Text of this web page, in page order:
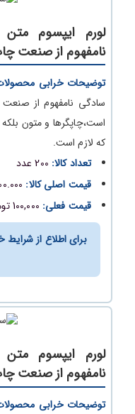
لورم ایپسوم
نامفهوم از صنعت
توضیحات خرابی
سادگی نامفهوم از صنعت
است،چاپگرها و متون
که لازم است.
تعداد کالا: 200 عدد
قیمت اصلی کالا:
قیمت فعلی: 100,000 تومان
لورم ایپسوم
نامفهوم از صنعت
توضیحات خرابی